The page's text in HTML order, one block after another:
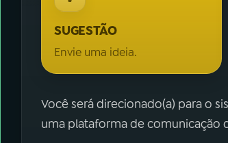
SUGESTÃO
Envie uma ideia.
Você será direcionado(a) para o
uma plataforma de comunicação